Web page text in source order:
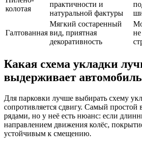
колотая
практичности и
натуральной фактуры
Галтованная
Мягкий состаренный
вид, приятная
декоративность
Какая схема укладки
выдерживает автомобиль
Для парковки лучше выбирать схему
сопротивляется сдвигу. Самый простой
рядами, но у неё есть нюанс: если
направлением движения колёс,
устойчивым к смещению.